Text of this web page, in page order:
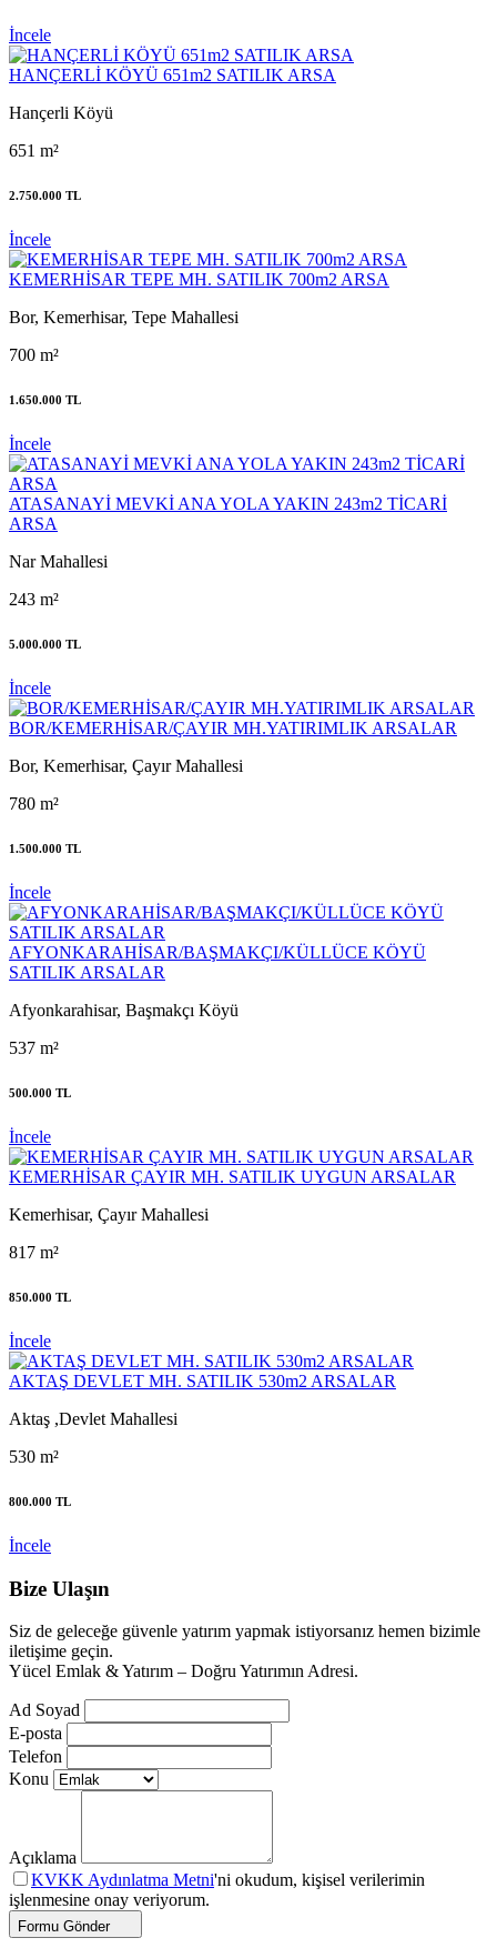
İncele
HANÇERLİ KÖYÜ 651m2 SATILIK ARSA
Hançerli Köyü
651 m²
2.750.000 TL
İncele
KEMERHİSAR TEPE MH. SATILIK 700m2 ARSA
Bor, Kemerhisar, Tepe Mahallesi
700 m²
1.650.000 TL
İncele
ATASANAYİ MEVKİ ANA YOLA YAKIN 243m2 TİCARİ
ARSA
Nar Mahallesi
243 m²
5.000.000 TL
İncele
BOR/KEMERHİSAR/ÇAYIR MH.YATIRIMLIK ARSALAR
Bor, Kemerhisar, Çayır Mahallesi
780 m²
1.500.000 TL
İncele
AFYONKARAHİSAR/BAŞMAKÇI/KÜLLÜCE KÖYÜ
SATILIK ARSALAR
Afyonkarahisar, Başmakçı Köyü
537 m²
500.000 TL
İncele
KEMERHİSAR ÇAYIR MH. SATILIK UYGUN ARSALAR
Kemerhisar, Çayır Mahallesi
817 m²
850.000 TL
İncele
AKTAŞ DEVLET MH. SATILIK 530m2 ARSALAR
Aktaş ,Devlet Mahallesi
530 m²
800.000 TL
İncele
Bize Ulaşın
Siz de geleceğe güvenle yatırım yapmak istiyorsanız hemen bizimle
iletişime geçin.
Yücel Emlak & Yatırım – Doğru Yatırımın Adresi.
Ad Soyad
E-posta
Telefon
Konu
Açıklama
KVKK Aydınlatma Metni'ni okudum, kişisel verilerimin
işlenmesine onay veriyorum.
Formu Gönder